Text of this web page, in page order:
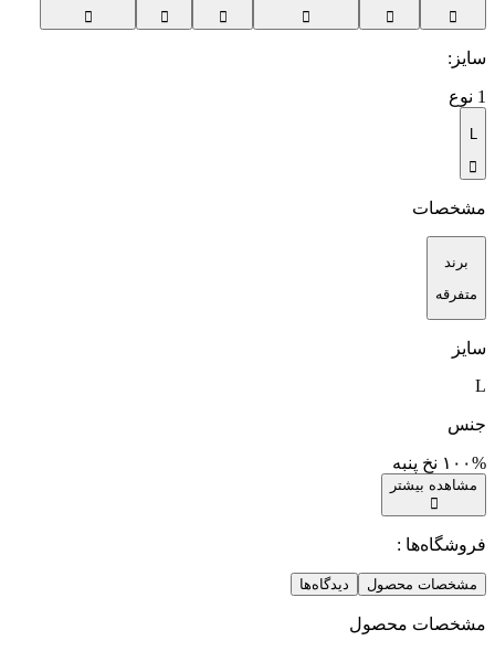
سایز :
1 نوع
L
مشخصات
برند
متفرقه
سایز
L
جنس
۱۰۰% نخ پنبه
مشاهده بیشتر
فروشگاه‌ها :
مشخصات محصول دیدگاه‌ها
مشخصات محصول